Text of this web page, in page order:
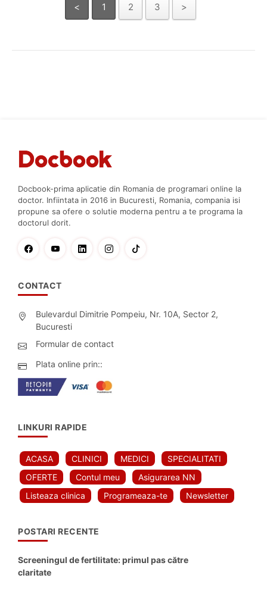
< 1 2 3 >
Docbook-prima aplicatie din Romania de programari online la
doctor. Infiintata in 2016 in Bucuresti, Romania, compania isi
propune sa ofere o solutie moderna pentru a te programa la
doctorul dorit.
CONTACT
Bulevardul Dimitrie Pompeiu, Nr. 10A, Sector 2,
Bucuresti
Formular de contact
Plata online prin::
LINKURI RAPIDE
ACASA CLINICI MEDICI
SPECIALITATI
OFERTE
Contul meu
Asigurarea NN
Listeaza clinica
Programeaza-te Newsletter
POSTARI RECENTE
Screeningul de fertilitate: primul pas către
claritate